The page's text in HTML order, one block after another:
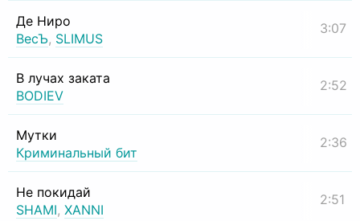
Де Ниро
ВесЪ, SLIMUS
3:07
В лучах заката
BODIEV
2:52
Мутки
Криминальный бит
2:36
Не покидай
SHAMI, XANNI
2:51